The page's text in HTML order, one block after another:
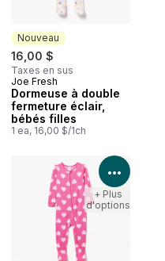
Nouveau
16,00 $
Taxes en sus
Nouveau
Joe Fresh
Dormeuse à double
fermeture éclair,
bébés filles
1 ea, 16,00 $/1ch
détails du produit Voir
+ Plus
d'options